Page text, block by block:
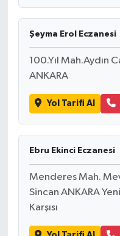
Şeyma Erol Eczanesi
100.Yıl Mah.Aydın
ANKARA
Yol Tarifi Al
Ebru Ekinci Eczanesi
Menderes Mah.
Sincan ANKARA
Karşısı